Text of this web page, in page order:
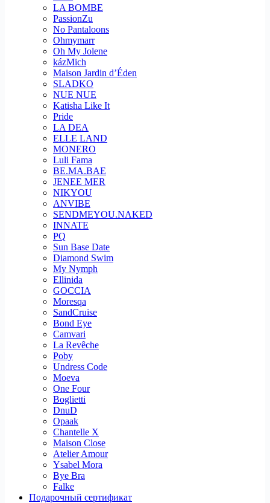
LA BOMBE
PassionZu
No Pantaloons
Ohmymarr
Oh My Jolene
kázMich
Maison Jardin d’Éden
SLADKO
NUE NUE
Katisha Like It
Pride
LA DEA
ELLE LAND
MONERO
Luli Fama
BE.MA.BAE
JENEE MER
NIKYOU
ANVIBE
SENDMEYOU.NAKED
INNATE
PQ
Sun Base Date
Diamond Swim
My Nymph
Ellinida
GOCCIA
Moresqa
SandCruise
Bond Eye
Camvari
La Revêche
Poby
Undress Code
Moeva
One Four
Boglietti
DnuD
Opaak
Chantelle X
Maison Close
Atelier Amour
Ysabel Mora
Bye Bra
Falke
Подарочный сертификат